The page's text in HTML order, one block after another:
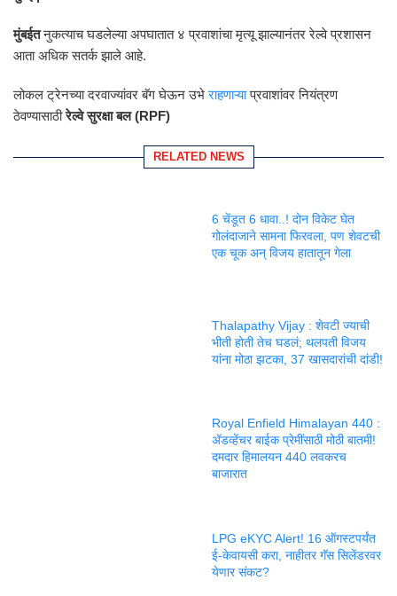
मुंबईतनुकत्याच घडलेल्या अपघातात ४ प्रवाशांचा मृत्यू झाल्यानंतर रेल्वे प्रशासन
आता अधिक सतर्क झाले आहे.
लोकल ट्रेनच्या दरवाज्यांवर बॅग घेऊन उभेराहणाऱ्याप्रवाशांवर नियंत्रण
ठेवण्यासाठीरेल्वे सुरक्षा बल (RPF)
RELATED NEWS
6 चेंडूत 6 धावा..! दोन विकेट घेत
गोलंदाजाने सामना फिरवला, पण शेवटची
एक चूक अन् विजय हातातून गेला
Thalapathy Vijay : शेवटी ज्याची
भीती होती तेच घडलं; थलपती विजय
यांना मोठा झटका, 37 खासदारांची दांडी!
Royal Enfield Himalayan 440 :
ॲडव्हेंचर बाईक प्रेमींसाठी मोठी बातमी!
दमदार हिमालयन 440 लवकरच
बाजारात
LPG eKYC Alert! 16 ऑगस्टपर्यंत
ई-केवायसी करा, नाहीतर गॅस सिलेंडरवर
येणार संकट?